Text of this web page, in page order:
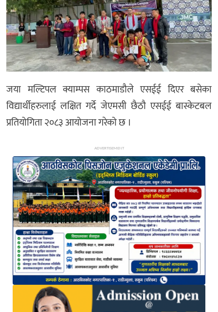
अन्य
जया मल्टिपल क्याम्पस काठमाडौले एसईई दिएर बसेका
विद्यार्थीहरुलाई लक्षित गर्दे जेएमसी छैठौ एसईई बास्केटबल
प्रतियोगिता २०८३ आयोजना गरेको छ ।
ADVERTISEMENT